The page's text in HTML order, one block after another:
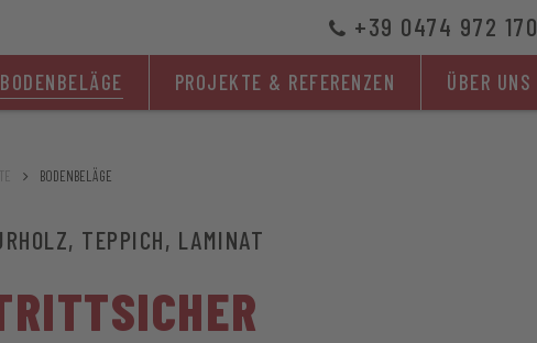
+39 0474 972 170
BODENBELÄGE
BODENBELÄGE PROJEKTE & REFERENZEN ÜBER UNS
TEPPICH, LAMINAT